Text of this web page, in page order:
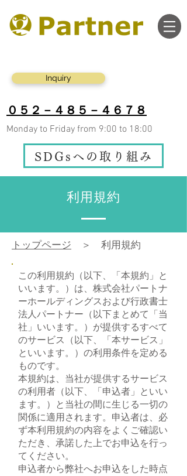
Inquiry
０５２－４８５－４６７８
Monday to Friday from 9:00 to 18:00
SDGsへの取り組み
利用規約
トップページ ＞ 利用規約
この利用規約（以下、「本規約」と
いいます。）は、株式会社パートナ
ーホールディングスおよび行政書士
法人パートナー（以下まとめて「当
社」いいます。）が提供するすべて
のサービス（以下、「本サービス」
といいます。）の利用条件を定める
ものです。
本規約は、当社が提供するサービス
の利用者（以下、「申込者」といい
ます。）と当社の間に生じる一切の
関係に適用されます。申込者は、必
ず本利用規約の内容をよくご確認い
ただき、承諾した上でお申込を行っ
てください。
申込者から弊社へお申込をした時点